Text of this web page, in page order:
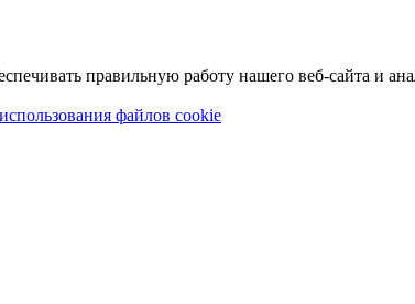
правильную работу нашего веб-сайта и
файлов cookie